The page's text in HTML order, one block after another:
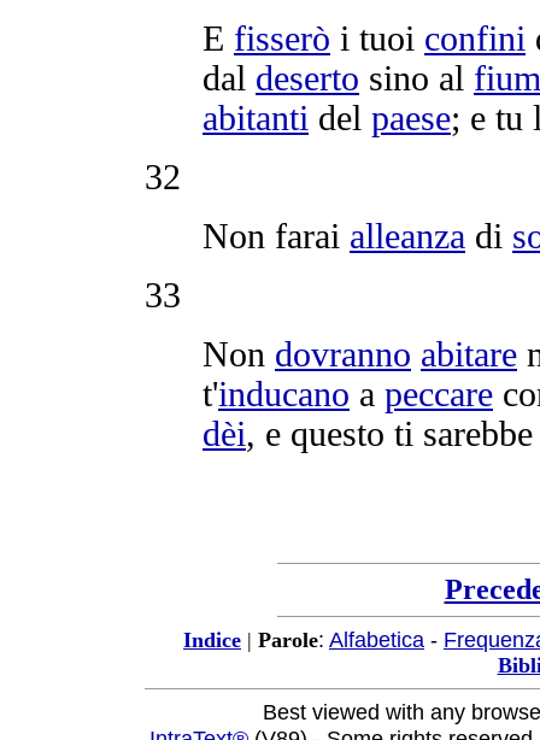
E fisserò i tuoi confini
dal deserto sino al
abitanti del paese; e
32
Non farai alleanza di
33
Non dovranno abitare
t'inducano a peccare
dèi, e questo ti
Indice | Parole: Alfabetica -
Best viewed with any